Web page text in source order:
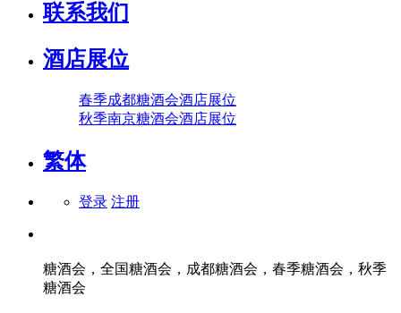
联系我们
酒店展位
春季成都糖酒会酒店展位
秋季南京糖酒会酒店展位
繁体
登录 注册
糖酒会，全国糖酒会，成都糖酒会，春季糖酒会，秋季
糖酒会